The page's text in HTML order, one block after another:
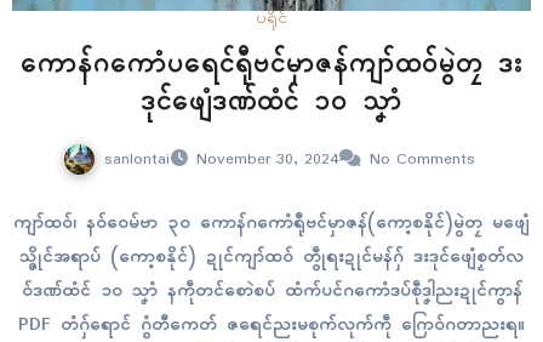
ပရိုၚ်
ကောန်ဂကောံပရေၚ်ရီုဗၚ်မှာဇန်ကျာ်ထဝ်မွဲတၠ ဒး
ဒုၚ်ဖျေံဒဏ်ထံၚ် ၁၀ သၞာံ
sanlontai November 30, 2024 No Comments
ကျာ်ထဝ်၊ နဝ်ဝေမ်ဗာ ၃၀ ကောန်ဂကောံရီုဗၚ်မှာဇန်(ကော့စနိုင်)မွဲတၠ မဖျေံ
သ္ဇိုၚ်အရာပ် (ကော့စနိုင်) ဍုၚ်ကျာ်ထဝ် တွဵုရးဍုၚ်မန်ဂှ် ဒးဒုင်ဖျေံစၟတ်လ
ဝ်ဒဏ်ထံၚ် ၁၀ သၞာံ နကဵုတၚ်စောဲစပ် ထံက်ပၚ်ဂကောံဒပ်စဵုဒၞါညးဍုၚ်ကွာန်
PDF တံဂှ်ရောၚ် ဂွံတီကေတ် ဇရေၚ်ညးမစုက်လုက်ကဵု ဂြောဝ်ဂတာညးရ။